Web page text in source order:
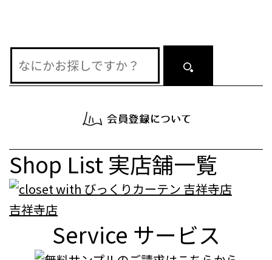
ン
Shop List実店舗一覧
吉祥寺店
Service サービス